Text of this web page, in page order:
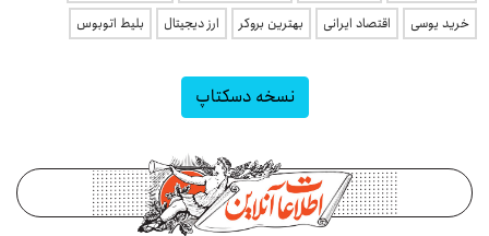
خرید یوسی
اقتصاد ایرانی بهترین بروکر ارز دیجیتال بلیط اتوبوس
نسخه دسکتاپ